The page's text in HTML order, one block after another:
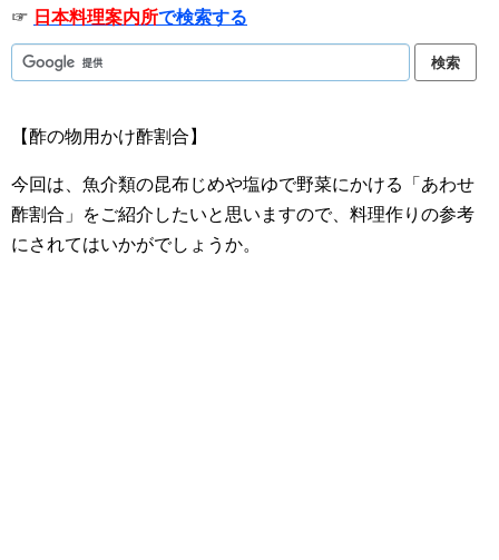
☞ 日本料理案内所で検索する
【酢の物用かけ酢割合】
今回は、魚介類の昆布じめや塩ゆで野菜にかける「あわせ
酢割合」をご紹介したいと思いますので、料理作りの参考
にされてはいかがでしょうか。